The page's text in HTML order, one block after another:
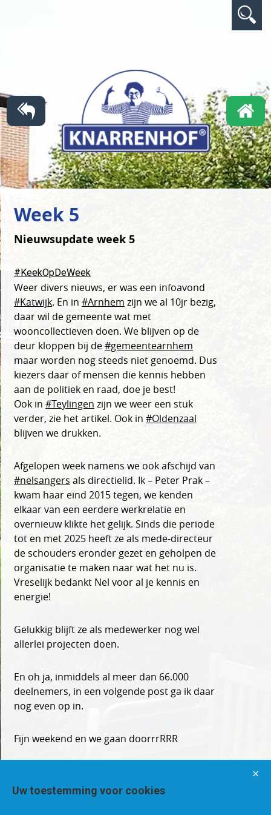
Week 5
Nieuwsupdate week 5
#KeekOpDeWeek
Weer divers nieuws, er was een infoavond
#Katwijk. En in #Arnhem zijn we al 10jr bezig,
daar wil de gemeente wat met
wooncollectieven doen. We blijven op de
deur kloppen bij de#gemeentearnhem
maar worden nog steeds niet genoemd. Dus
kiezers daar of mensen die kennis hebben
aan de politiek en raad, doe je best!
Ook in #Teylingen zijn we weer een stuk
verder, zie het artikel. Ook in #Oldenzaal
blijven we drukken.
Afgelopen week namens we ook afschijd van
#nelsangers als directielid. Ik – Peter Prak –
kwam haar eind 2015 tegen, we kenden
elkaar van een eerdere werkrelatie en
overnieuw klikte het gelijk. Sinds die periode
tot en met 2025 heeft ze als mede-directeur
de schouders eronder gezet en geholpen de
organisatie te maken naar wat het nu is.
Vreselijk bedankt Nel voor al je kennis en
energie!
Gelukkig blijft ze als medewerker nog wel
allerlei projecten doen.
En oh ja, inmiddels al meer dan 66.000
deelnemers, in een volgende post ga ik daar
nog even op in.
Fijn weekend en we gaan doorrrRRR
×
Uw toestemming voor cookies